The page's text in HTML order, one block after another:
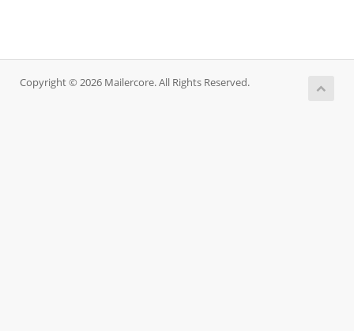
Copyright © 2026 Mailercore. All Rights Reserved.